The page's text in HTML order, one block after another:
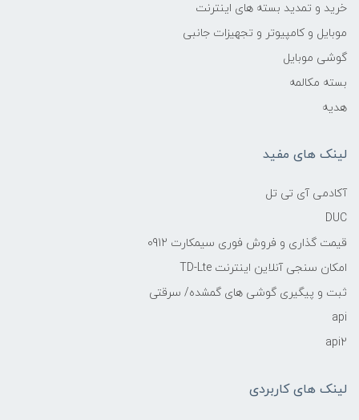
خرید و تمدید بسته های اینترنت
موبایل و کامپیوتر و تجهیزات جانبی
گوشی موبایل
بسته مکالمه
هدیه
لینک های مفید
آکادمی آی تی تل
DUC
قیمت گذاری و فروش فوری سیمکارت 0912
امکان سنجی آنلاین اینترنت TD-Lte
ثبت و پیگیری گوشی های گمشده/ سرقتی
api
api2
لینک های کاربردی